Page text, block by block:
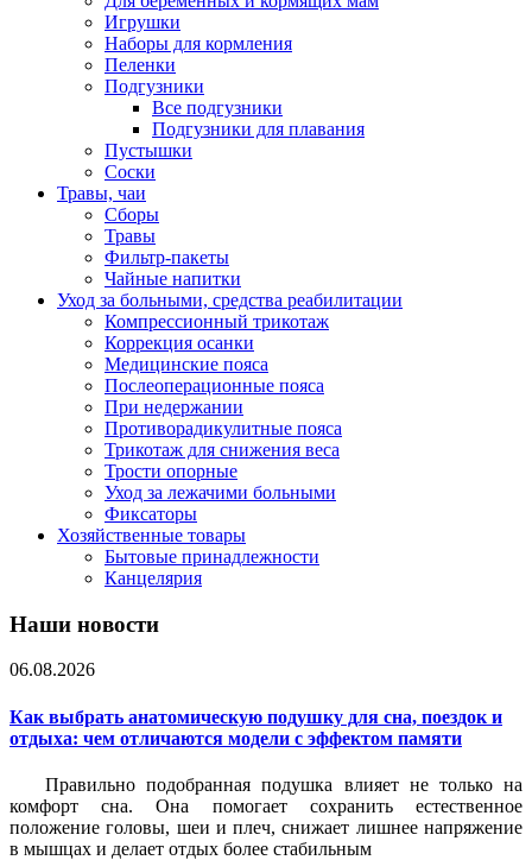
Игрушки
Наборы для кормления
Пеленки
Подгузники
Все подгузники
Подгузники для плавания
Пустышки
Соски
Травы, чаи
Сборы
Травы
Фильтр-пакеты
Чайные напитки
Уход за больными, средства реабилитации
Компрессионный трикотаж
Коррекция осанки
Медицинские пояса
Послеоперационные пояса
При недержании
Противорадикулитные пояса
Трикотаж для снижения веса
Трости опорные
Уход за лежачими больными
Фиксаторы
Хозяйственные товары
Бытовые принадлежности
Канцелярия
Наши новости
06.08.2026
Как выбрать анатомическую подушку для сна, поездок и
отдыха: чем отличаются модели с эффектом памяти
Правильно подобранная подушка влияет не только на
комфорт сна. Она помогает сохранить естественное
положение головы, шеи и плеч, снижает лишнее напряжение
в мышцах и делает отдых более стабильным